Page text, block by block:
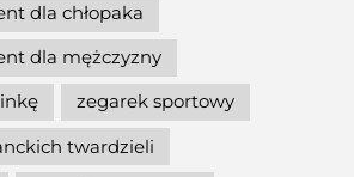
dla chłopaka
dla mężczyzny
zegarek sportowy
twardzieli